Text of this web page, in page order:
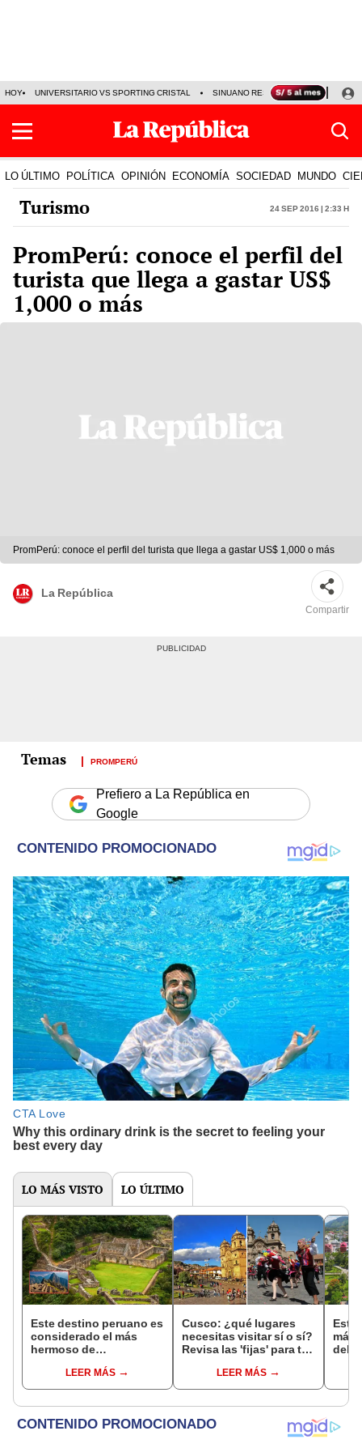
HOY UNIVERSITARIO VS SPORTING CRISTAL SINUANO RESULTADOS HOY
LO ÚLTIMO POLÍTICA OPINIÓN ECONOMÍA SOCIEDAD MUNDO
Turismo 24 Sep 2016 | 2:33 h
PromPerú: conoce el perfil del
turista que llega a gastar US$
1,000 o más
PromPerú: conoce el perfil del turista que llega a gastar US$ 1,000 o más
La República
Compartir
PROMPERÚ
Prefiero a La República en
Google
LO MÁS VISTO LO ÚLTIMO
Este destino peruano es
considerado el más
hermoso de
personas lo visitan:
supera a Machu Picchu
LEER MÁS
Cusco: ¿qué lugares
necesitas visitar sí o sí?
Revisa las 'fijas' para tu
LEER MÁS